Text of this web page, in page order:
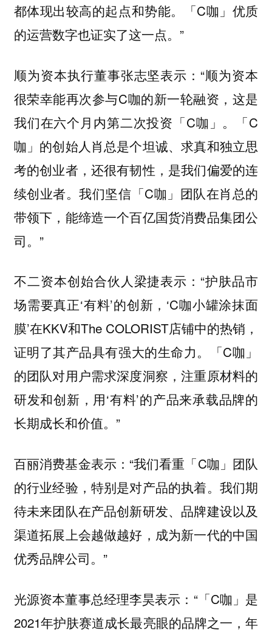
都体现出较高的起点和势能。「C咖」优质
的运营数字也证实了这一点。”
顺为资本执行董事张志坚表示： “顺为资本
很荣幸能再次参与C咖的新一轮融资，这是
我们在六个月内第二次投资「C咖」。「C
咖」的创始人肖总是个坦诚、求真和独立思
考的创业者，还很有韧性，是我们偏爱的连
续创业者。我们坚信「C咖」团队在肖总的
带领下，能缔造一个百亿国货消费品集团公
司。”
不二资本创始合伙人梁捷表示： “护肤品市
场需要真正‘有料’的创新，‘C咖小罐涂抹面
膜’在KKV和The COLORIST店铺中的热销，
证明了其产品具有强大的生命力。「C咖」
的团队对用户需求深度洞察，注重原材料的
研发和创新，用‘有料’的产品来承载品牌的
长期成长和价值。”
百丽消费基金表示： “我们看重「C咖」团队
的行业经验，特别是对产品的执着。我们期
待未来团队在产品创新研发、品牌建设以及
渠道拓展上会越做越好，成为新一代的中国
优秀品牌公司。”
光源资本董事总经理李昊表示： “「C咖」是
2021年护肤赛道成长最亮眼的品牌之一，年